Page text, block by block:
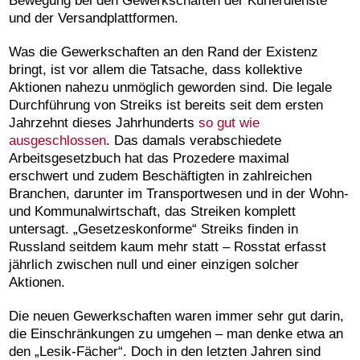
und der Versandplattformen.
Was die Gewerkschaften an den Rand der Existenz
bringt, ist vor allem die Tatsache, dass kollektive
Aktionen nahezu unmöglich geworden sind. Die legale
Durchführung von Streiks ist bereits seit dem ersten
Jahrzehnt dieses Jahrhundertsso gut wie
ausgeschlossen. Das damals verabschiedete
Arbeitsgesetzbuch hat das Prozedere maximal
erschwert und zudem Beschäftigten in zahlreichen
Branchen, darunter im Transportwesen und in der Wohn-
und Kommunalwirtschaft, das Streiken komplett
untersagt. „Gesetzeskonforme“ Streiks finden in
Russland seitdem kaum mehr statt – Rosstat erfasst
jährlich zwischen null und einer einzigen solcher
Aktionen.
Die neuen Gewerkschaften waren immer sehr gut darin,
die Einschränkungen zu umgehen – man denke etwa an
den „Lesik-Fächer“. Doch in den letzten Jahren sind